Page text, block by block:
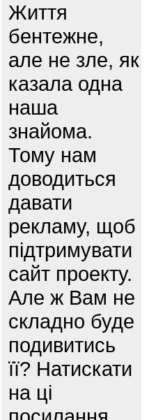
Життя
бентежне,
але не зле, як
казала одна
наша
знайома.
Тому нам
доводиться
давати
рекламу, щоб
підтримувати
сайт проекту.
Але ж Вам не
складно буде
подивитись
її? Натискати
на ці